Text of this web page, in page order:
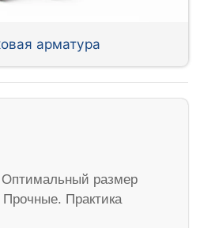
арматура
Оптимальный размер
Практика